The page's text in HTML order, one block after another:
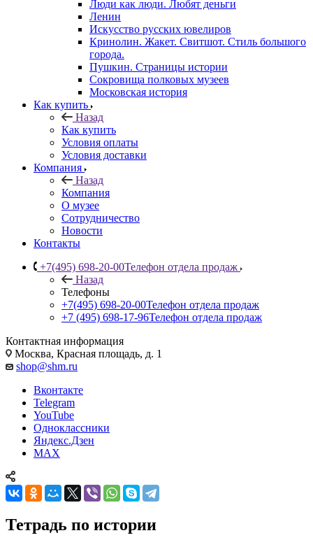
Люди как люди. Любят деньги
Ленин
Искусство русских ювелиров
Кринолин. Жакет. Свитшот. Стиль большого
города.
Пушкин. Страницы истории
Сокровища полковых музеев
Московская история
Как купить
Назад
Как купить
Условия оплаты
Условия доставки
Компания
Назад
Компания
О музее
Сотрудничество
Новости
Контакты
+7(495) 698-20-00Телефон отдела продаж
Назад
Телефоны
+7(495) 698-20-00Телефон отдела продаж
+7 (495) 698-17-96Телефон отдела продаж
Контактная информация
Москва, Красная площадь, д. 1
shop@shm.ru
Вконтакте
Telegram
YouTube
Одноклассники
Яндекс.Дзен
MAX
Тетрадь по истории